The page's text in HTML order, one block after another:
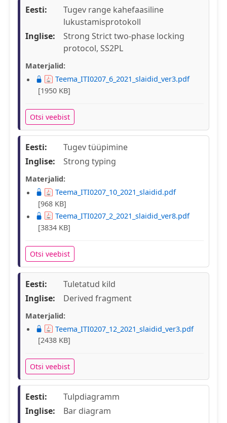
Eesti:
Tugev range kahefaasiline
lukustamisprotokoll
Inglise:
Strong Strict two-phase locking
protocol, SS2PL
Materjalid:
Teema_ITI0207_6_2021_slaidid_ver3.pdf
[1950 KB]
Otsi veebist
Eesti:
Tugev tüüpimine
Inglise:
Strong typing
Materjalid:
Teema_ITI0207_10_2021_slaidid.pdf
[968 KB]
Teema_ITI0207_2_2021_slaidid_ver8.pdf
[3834 KB]
Otsi veebist
Eesti:
Tuletatud kild
Inglise:
Derived fragment
Materjalid:
Teema_ITI0207_12_2021_slaidid_ver3.pdf
[2438 KB]
Otsi veebist
Eesti:
Tulpdiagramm
Inglise:
Bar diagram